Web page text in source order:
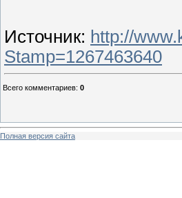
Источник: http://
Stamp=1267463640
Всего комментариев: 0
Полная версия сайта